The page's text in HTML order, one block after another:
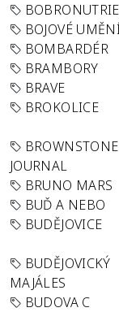
BOBRONUTRIE
BOJOVÉ
BOMBARDÉR
BRAMBORY
BRAVE
BROKOLICE
BROWNSTONE
JOURNAL
BRUNO MARS
BUĎ A NEBO
BUDĚJOVICE
BUDĚJOVICKÝ
MAJÁLES
BUDOVA C